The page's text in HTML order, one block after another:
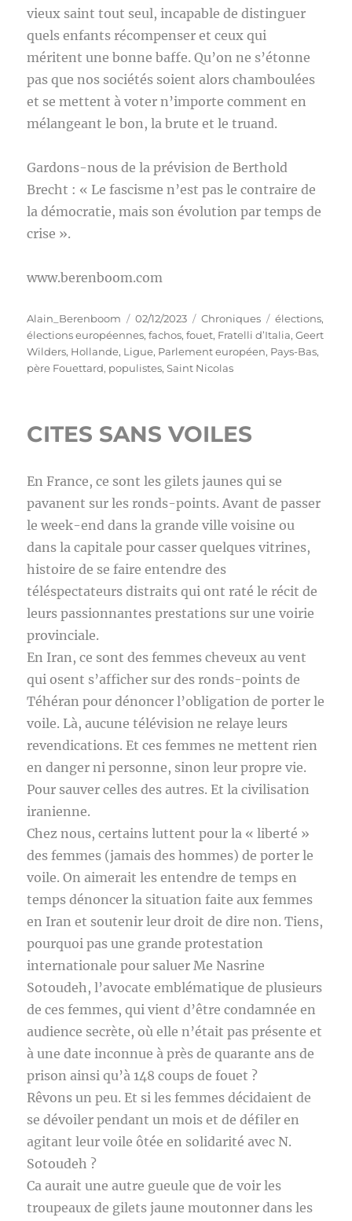
vieux saint tout seul, incapable de distinguer
quels enfants récompenser et ceux qui
méritent une bonne baffe. Qu’on ne s’étonne
pas que nos sociétés soient alors chamboulées
et se mettent à voter n’importe comment en
mélangeant le bon, la brute et le truand.
Gardons-nous de la prévision de Berthold
Brecht : « Le fascisme n’est pas le contraire de
la démocratie, mais son évolution par temps de
crise ».
www.berenboom.com
Auteur
Alain_Berenboom
Publié
le
02/12/2023 Catégories
Chroniques Étiquettes
élections,
élections européennes,fachos,fouet, Fratelli d’Italia,Geert
Wilders, Hollande, Ligue, Parlement européen, Pays-Bas,
père Fouettard, populistes,Saint Nicolas
CITES SANS VOILES
En France, ce sont les gilets jaunes qui se
pavanent sur les ronds-points. Avant de passer
le week-end dans la grande ville voisine ou
dans la capitale pour casser quelques vitrines,
histoire de se faire entendre des
téléspectateurs distraits qui ont raté le récit de
leurs passionnantes prestations sur une voirie
provinciale.
En Iran, ce sont des femmes cheveux au vent
qui osent s’afficher sur des ronds-points de
Téhéran pour dénoncer l’obligation de porter le
voile. Là, aucune télévision ne relaye leurs
revendications. Et ces femmes ne mettent rien
en danger ni personne, sinon leur propre vie.
Pour sauver celles des autres. Et la civilisation
iranienne.
Chez nous, certains luttent pour la « liberté »
des femmes (jamais des hommes) de porter le
voile. On aimerait les entendre de temps en
temps dénoncer la situation faite aux femmes
en Iran et soutenir leur droit de dire non. Tiens,
pourquoi pas une grande protestation
internationale pour saluer Me Nasrine
Sotoudeh, l’avocate emblématique de plusieurs
de ces femmes, qui vient d’être condamnée en
audience secrète, où elle n’était pas présente et
à une date inconnue à près de quarante ans de
prison ainsi qu’à 148 coups de fouet ?
Rêvons un peu. Et si les femmes décidaient de
se dévoiler pendant un mois et de défiler en
agitant leur voile ôtée en solidarité avec N.
Sotoudeh ?
Ca aurait une autre gueule que de voir les
troupeaux de gilets jaune moutonner dans les